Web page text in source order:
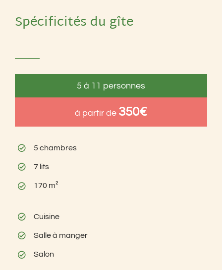
Spécificités du gîte
5 à 11 personnes
à partir de 350€
5 chambres
7 lits
170 m²
Cuisine
Salle à manger
Salon